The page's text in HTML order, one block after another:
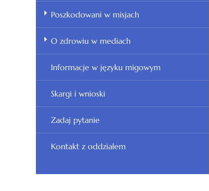
Poszkodowani w misjach
O zdrowiu w mediach
Informacje w języku migowym
Skargi i wnioski
Zadaj pytanie
Kontakt z oddziałem